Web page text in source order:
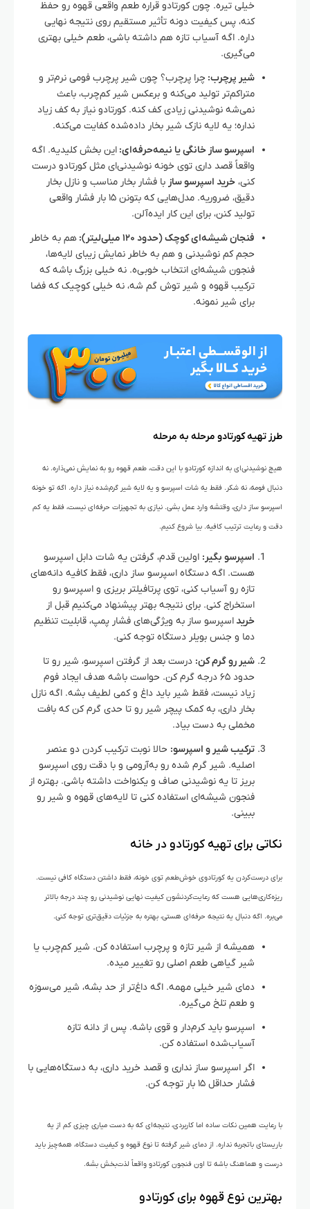
خیلی تیره. چون کورتادو قراره طعم واقعی قهوه رو حفظ
کنه، پس کیفیت دونه تأثیر مستقیم روی نتیجه نهایی
داره. اگه آسیاب تازه هم داشته باشی، طعم خیلی بهتری
می‌گیری.
شیر پرچرب: چرا پرچرب؟ چون شیر پرچرب فومی نرم‌تر و
متراکم‌تر تولید می‌کنه و برعکس شیر کم‌چرب، باعث
نمی‌شه نوشیدنی زیادی کف کنه. کورتادو نیاز به کف زیاد
نداره؛ یه لایه نازک شیر بخار داده‌شده کفایت می‌کنه.
اسپرسو ساز خانگی یا نیمه‌حرفه‌ای: این بخش کلیدیه. اگه
واقعاً قصد داری توی خونه نوشیدنی‌ای مثل کورتادو درست
کنی، خرید اسپرسو ساز با فشار بخار مناسب و نازل بخار
دقیق، ضروریه. مدل‌هایی که بتونن ۱۵ بار فشار واقعی
تولید کنن، برای این کار ایده‌آلن.
فنجان شیشه‌ای کوچک (حدود ۱۲۰ میلی‌لیتر):
هم به خاطر
حجم کم نوشیدنی و هم به خاطر نمایش زیبای لایه‌ها،
فنجون شیشه‌ای انتخاب خوبی‌ه. نه خیلی بزرگ باشه که
ترکیب قهوه و شیر توش گم شه، نه خیلی کوچیک که فضا
برای شیر نمونه.
طرز تهیه کورتادو مرحله به مرحله
هیچ نوشیدنی‌ای به اندازه کورتادو با این دقت، طعم قهوه رو به نمایش نمی‌ذاره. نه
دنبال فومه، نه شکر. فقط یه شات اسپرسو و یه لایه شیر گرم‌شده نیاز داره. اگه تو خونه
اسپرسو ساز داری، وقتشه وارد عمل بشی. نیازی به تجهیزات حرفه‌ای نیست، فقط یه کم
دقت و رعایت ترتیب کافیه. بیا شروع کنیم.
اسپرسو بگیر: اولین قدم، گرفتن یه شات دابل اسپرسو
هست. اگه دستگاه اسپرسو ساز داری، فقط کافیه دانه‌های
تازه رو آسیاب کنی، توی پرتافیلتر بریزی و اسپرسو رو
استخراج کنی. برای نتیجه بهتر پیشنهاد می‌کنیم قبل از
خرید اسپرسو ساز به ویژگی‌های فشار پمپ، قابلیت تنظیم
دما و جنس بویلر دستگاه توجه کنی.
شیر رو گرم کن: درست بعد از گرفتن اسپرسو، شیر رو تا
حدود ۶۵ درجه گرم کن. حواست باشه هدف ایجاد فوم
زیاد نیست، فقط شیر باید داغ و کمی لطیف بشه. اگه نازل
بخار داری، به کمک پیچر شیر رو تا حدی گرم کن که بافت
مخملی به دست بیاد.
ترکیب شیر و اسپرسو: حالا نوبت ترکیب کردن دو عنصر
اصلیه. شیر گرم شده رو به‌آرومی و با دقت روی اسپرسو
بریز تا یه نوشیدنی صاف و یکنواخت داشته باشی. بهتره از
فنجون شیشه‌ای استفاده کنی تا لایه‌های قهوه و شیر رو
ببینی.
نکاتی برای تهیه کورتادو در خانه
برای درست‌کردن یه کورتادوی خوش‌طعم توی خونه، فقط داشتن دستگاه کافی نیست.
ریزه‌کاری‌هایی هست که رعایت‌کردنشون کیفیت نهایی نوشیدنی رو چند درجه بالاتر
می‌بره. اگه دنبال یه نتیجه حرفه‌ای هستی، بهتره به جزئیات دقیق‌تری توجه کنی.
همیشه از شیر تازه و پرچرب استفاده کن. شیر کم‌چرب یا
شیر گیاهی طعم اصلی رو تغییر میده.
دمای شیر خیلی مهمه. اگه داغ‌تر از حد بشه، شیر می‌سوزه
و طعم تلخ می‌گیره.
اسپرسو باید کرم‌دار و قوی باشه. پس از دانه تازه
آسیاب‌شده استفاده کن.
اگر اسپرسو ساز نداری و قصد خرید داری، به دستگاه‌هایی با
فشار حداقل ۱۵ بار توجه کن.
با رعایت همین نکات ساده اما کاربردی، نتیجه‌ای که به دست میاری چیزی کم از یه
باریستای باتجربه نداره. از دمای شیر گرفته تا نوع قهوه و کیفیت دستگاه، همه‌چیز باید
درست و هماهنگ باشه تا اون فنجون کورتادو واقعاً لذت‌بخش بشه.
بهترین نوع قهوه برای کورتادو